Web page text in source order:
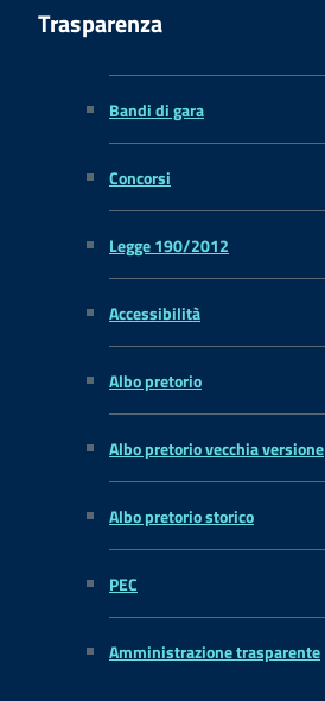
Trasparenza
Bandi di gara
Concorsi
Legge 190/2012
Accessibilità
Albo pretorio
Albo pretorio vecchia versione
Albo pretorio storico
PEC
Amministrazione trasparente